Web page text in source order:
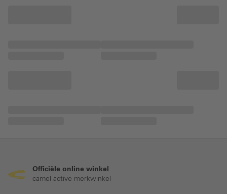
Officiële online winkel
camel active merkwinkel